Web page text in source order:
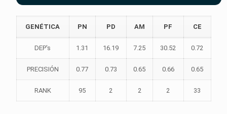
GENÉTICA PN PD AM PF CE
DEP's 1.31 16.19 7.25 30.52 0.72
PRECISIÓN 0.77 0.73 0.65 0.66 0.65
RANK 95 2 2 2 33